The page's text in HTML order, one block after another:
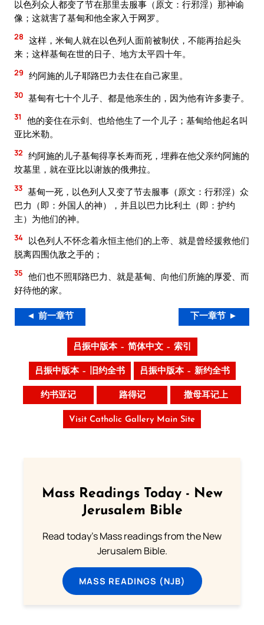
以色列众人都变了节在那里去服事（原文：行邪淫）那神谕
像；这就害了基甸和他全家入于网罗。
28 这样，米甸人就在以色列人面前被制伏，不能再抬起头
来；这样基甸在世的日子、地方太平四十年。
29 约阿施的儿子耶路巴力去住在自己家里。
30 基甸有七十个儿子、都是他亲生的，因为他有许多妻子。
31
他的妾住在示剑、也给他生了一个儿子；基甸给他起名叫
亚比米勒。
32 约阿施的儿子基甸得享长寿而死，埋葬在他父亲约阿施的
坟墓里，就在亚比以谢族的俄弗拉。
33 基甸一死，以色列人又变了节去服事（原文：行邪淫）众
巴力（即：外国人的神），并且以巴力比利土（即：护约
主）为他们的神。
34 以色列人不怀念着永恒主他们的上帝、就是曾经援救他们
脱离四围仇敌之手的；
35 他们也不照耶路巴力、就是基甸、向他们所施的厚爱、而
好待他的家。
◄ 前一章节 下一章节 ►
吕振中版本 – 简体中文 – 索引
吕振中版本 – 旧约全书 吕振中版本 – 新约全书
约书亚记 路得记 撒母耳记上
Visit Catholic Gallery Main Site
Mass Readings Today - New
Jerusalem Bible
Read today's Mass readings from the New
Jerusalem Bible.
MASS READINGS (NJB)